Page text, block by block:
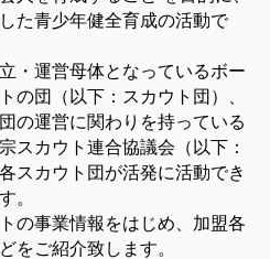
た青少年健全育成の活動で
・運営母体となっているボー
の団（以下：スカウト団）、
の運営に関わりを持っている
スカウト連合協議会（以下：
スカウト団が活発に活動でき
。
の事業情報をはじめ、加盟各
をご紹介致します。